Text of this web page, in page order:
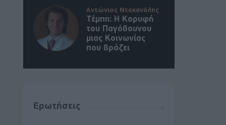
Αντώνιος Ντακανάλης
Τέμπη: Η Κορυφή
του Παγόβουνου
μιας Κοινωνίας
που βράζει
Ερωτήσεις